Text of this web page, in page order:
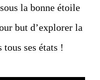
la bonne étoile
but d’explorer la
tous ses états !